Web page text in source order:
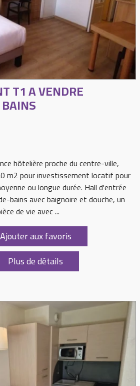
T1 A VENDRE
hôtelière proche du centre-ville,
m2 pour investissement locatif pour
ou longue durée. Hall d'entrée
bains avec baignoire et douche, un
de vie avec ...
Ajouter aux favoris
Plus de détails